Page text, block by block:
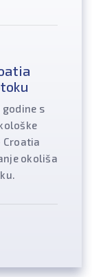
godine s
Croatia
okoliša